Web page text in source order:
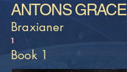
ANTONS GRACE
Braxianer
1
Book 1